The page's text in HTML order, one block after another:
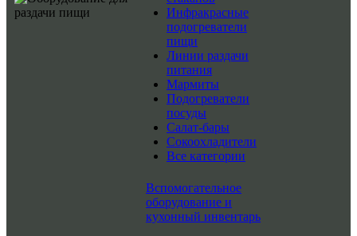
Инфракрасные
подогреватели
пищи
Линии раздачи
питания
Мармиты
Подогреватели
посуды
Салат-бары
Сокоохладители
Все категории
Вспомогательное
оборудование и
кухонный инвентарь